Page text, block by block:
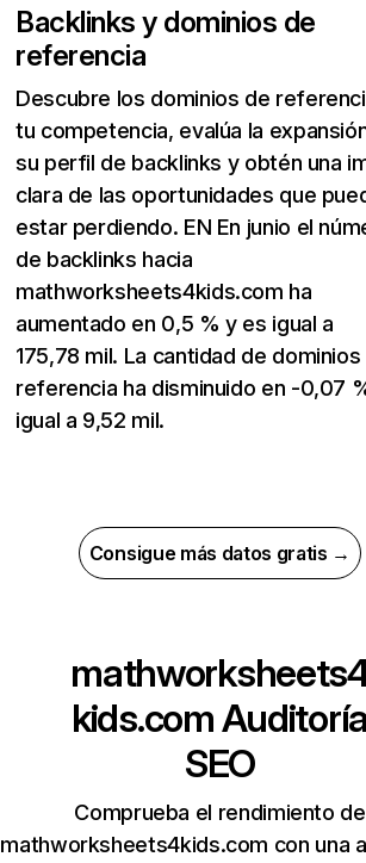
Backlinks y dominios de
referencia
Descubre los dominios de
tu competencia, evalúa la
su perfil de backlinks y obtén una
clara de las oportunidades que
estar perdiendo. EN En junio el
de backlinks hacia
mathworksheets4kids.com ha
aumentado en 0,5 % y es igual a
175,78 mil. La cantidad de
referencia ha disminuido en -0,07
igual a 9,52 mil.
Consigue más datos gratis →
kids.com
SEO
Comprueba el rendimiento de
mathworksheets4kids.com con una